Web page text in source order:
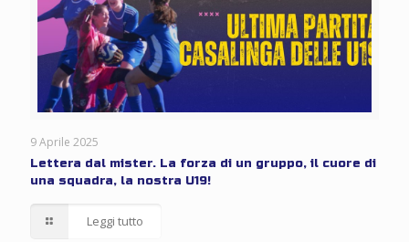
9 Aprile 2025
Lettera dal mister. La forza di un gruppo, il cuore di
una squadra, la nostra U19!
Leggi tutto